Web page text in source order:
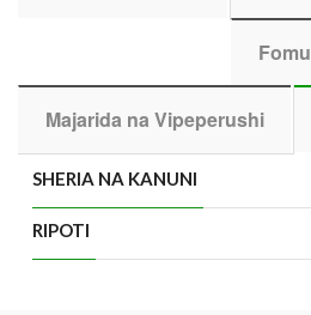
Fomu
Majarida na Vipeperushi
SHERIA NA KANUNI
RIPOTI